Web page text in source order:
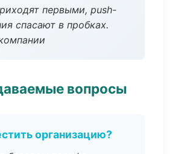
первыми, push-
спасают в пробках.
вопросы
организацию?